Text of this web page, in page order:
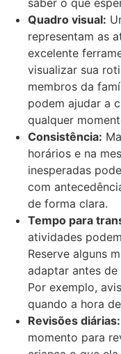
saber o que
Quadro visual:
representam as
excelente
visualizar sua
membros da
podem ajudar a
qualquer
Consistência:
horários e na
inesperadas
com
de forma clara.
Tempo para
atividades
Reserve alguns
adaptar antes
Por exemplo,
quando a hora
Revisões diárias:
momento para